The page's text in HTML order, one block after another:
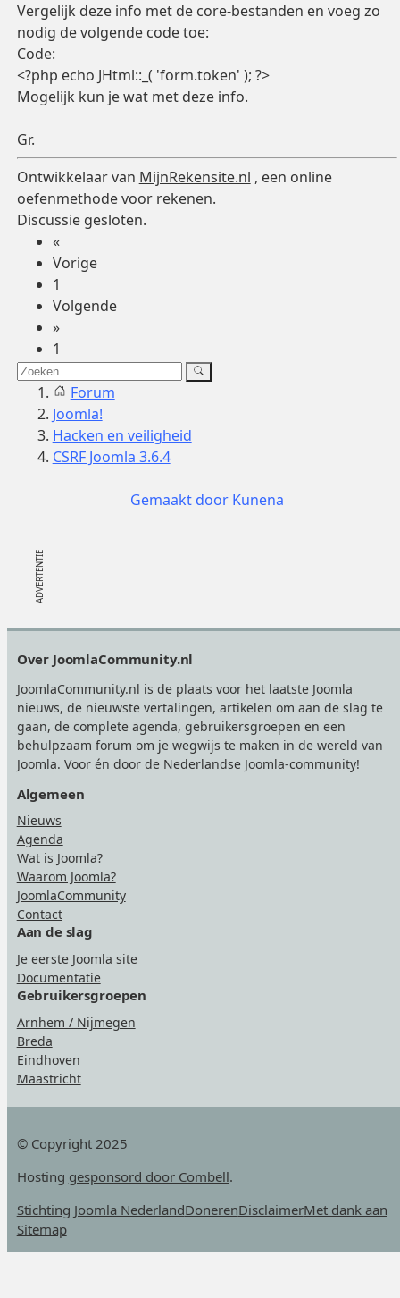
Vergelijk deze info met de core-bestanden en voeg zo
nodig de volgende code toe:
Code:
<?php echo JHtml::_( 'form.token' ); ?>
Mogelijk kun je wat met deze info.
Gr.
Ontwikkelaar van MijnRekensite.nl , een online
oefenmethode voor rekenen.
Discussie gesloten.
«
Vorige
1
Volgende
»
1
Forum
Joomla!
Hacken en veiligheid
CSRF Joomla 3.6.4
Gemaakt door Kunena
Over JoomlaCommunity.nl
JoomlaCommunity.nl is de plaats voor het laatste Joomla
nieuws, de nieuwste vertalingen, artikelen om aan de slag te
gaan, de complete agenda, gebruikersgroepen en een
behulpzaam forum om je wegwijs te maken in de wereld van
Joomla. Voor én door de Nederlandse Joomla-community!
Algemeen
Nieuws
Agenda
Wat is Joomla?
Waarom Joomla?
JoomlaCommunity
Contact
Aan de slag
Je eerste Joomla site
Documentatie
Gebruikersgroepen
Arnhem / Nijmegen
Breda
Eindhoven
Maastricht
© Copyright 2025
Hosting gesponsord door Combell.
Stichting Joomla NederlandDonerenDisclaimerMet dank aan
Sitemap